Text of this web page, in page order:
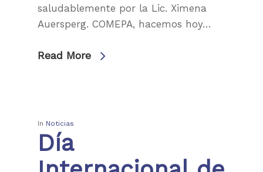
saludablemente por la Lic. Ximena
Auersperg. COMEPA, hacemos hoy…
Read More
In Noticias
Día
Afiliaciones
Centros de Atención
Últimas Noticias